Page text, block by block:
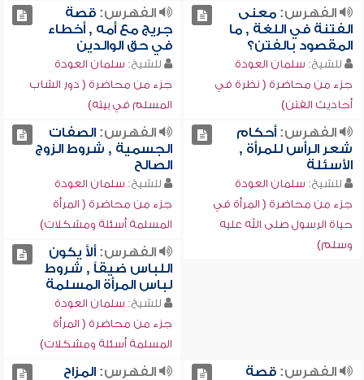
الفهرس:معنى
الفتنة في اللغة , ما
المقصود بالفتن؟
للشيخ: سلمان العودة
جزء من محاضرة ( نظرة في
أحاديث الفتن)
الفهرس:قصة
جريج مع أمه , أخطاء
في حق الوالدين
للشيخ: سلمان العودة
جزء من محاضرة ( دور الشاب
المسلم في بيته)
الفهرس:أحكام
شعر الرأس للمرأة ,
الأسئلة
للشيخ: سلمان العودة
جزء من محاضرة ( المرأة في
حياة الرسول صلى الله عليه
وسلم)
الفهرس:الصفات
الجسمية , شروط الزوج
الصالح
للشيخ: سلمان العودة
جزء من محاضرة ( المرأة
المسلمة أسئلة ومشكلات)
الفهرس:ألاَّ يكون
اللباس ضيقاً , شروط
لباس المرأة المسلمة
للشيخ: سلمان العودة
جزء من محاضرة ( المرأة
المسلمة أسئلة ومشكلات)
الفهرس:قصة
الفهرس:المزاح